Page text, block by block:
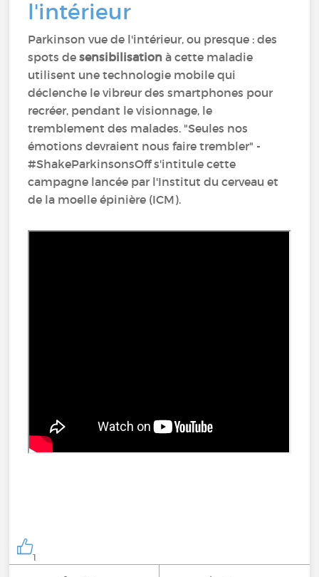
l'intérieur
Parkinson vue de l'intérieur, ou presque : des
spots desensibilisation à cette maladie
utilisent une technologie mobile qui
déclenche le vibreur des smartphones pour
recréer, pendant le visionnage, le
tremblement des malades. "Seules nos
émotions devraient nous faire trembler" -
#ShakeParkinsonsOff s'intitule cette
campagne lancée par l'Institut du cerveau et
de la moelle épinière (ICM).
1